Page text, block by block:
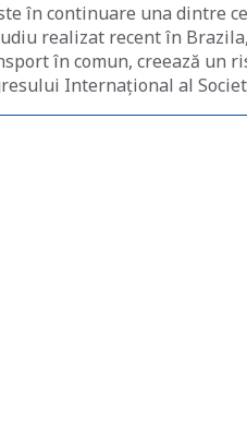
în continuare una dintre
realizat recent în
în comun, creează un
Internațional al